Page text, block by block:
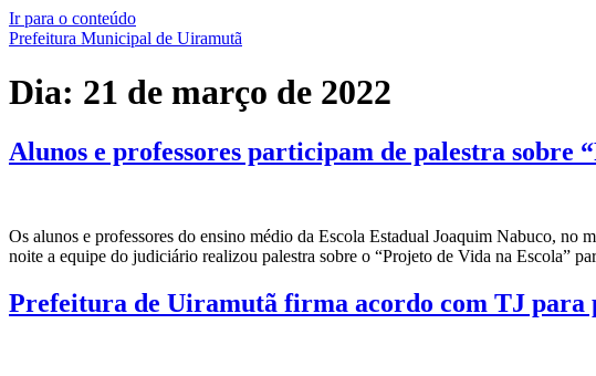
Ir para o conteúdo
Prefeitura Municipal de Uiramutã
Dia: 21 de março de 2022
Alunos e professores participam de palestra sobre
Os alunos e professores do ensino médio da Escola Estadual Joaquim Nabuco,
noite a equipe do judiciário realizou palestra sobre o “Projeto de Vida na Escola”
Prefeitura de Uiramutã firma acordo com TJ para